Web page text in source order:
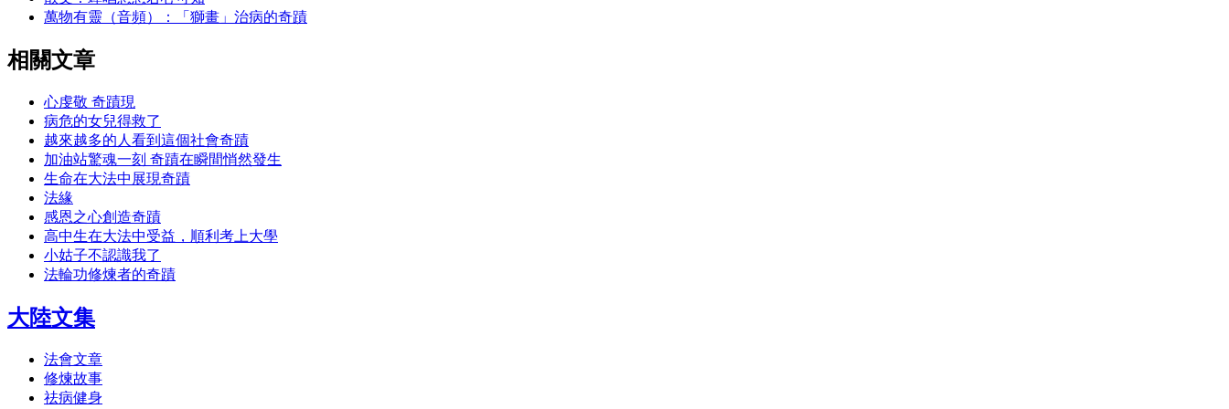
萬物有靈（音頻）：「獅畫」治病的奇蹟
相關文章
心虔敬 奇蹟現
病危的女兒得救了
越來越多的人看到這個社會奇蹟
加油站驚魂一刻 奇蹟在瞬間悄然發生
生命在大法中展現奇蹟
法緣
感恩之心創造奇蹟
高中生在大法中受益，順利考上大學
小姑子不認識我了
法輪功修煉者的奇蹟
大陸文集
法會文章
修煉故事
祛病健身